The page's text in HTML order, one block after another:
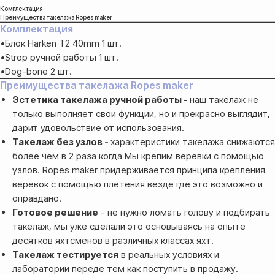
Комплектация
Преимущества такелажа Ropes maker
Комплектация
•Блок Harken T2 40mm 1 шт.
•Strop ручной работы 1 шт.
•Dog-bone 2 шт.
Преимущества такелажа Ropes maker
Эстетика такелажа ручной работы - наш такелаж не
только выполняет свои функции, но и прекрасно выглядит,
дарит удовольствие от использования.
Такелаж без узлов - характеристики такелажа снижаются
более чем в 2 раза когда Мы крепим веревки с помощью
узлов. Ropes maker придерживается принципа крепления
веревок с помощью плетения везде где это возможно и
оправдано.
Готовое решение - не нужно ломать голову и подбирать
такелаж, мы уже сделали это основываясь на опыте
десятков яхтсменов в различных классах яхт.
Такелаж тестируется в реальных условиях и
лаборатории переде тем как поступить в продажу.
Оплата
Оформление и отправка заказа
осуществляется
после полной предоплаты